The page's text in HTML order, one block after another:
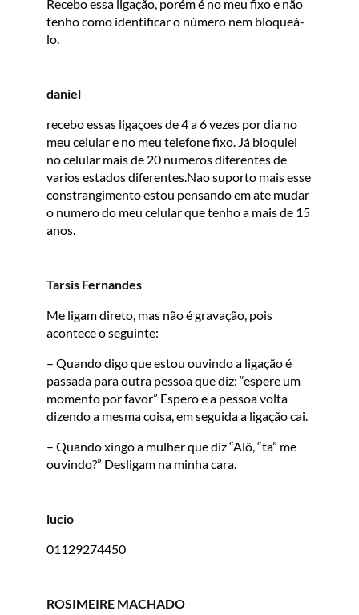
Recebo essa ligação, porém é no meu fixo e não
tenho como identificar o número nem bloqueá-
lo.
daniel
recebo essas ligaçoes de 4 a 6 vezes por dia no
meu celular e no meu telefone fixo. Já bloquiei
no celular mais de 20 numeros diferentes de
varios estados diferentes.Nao suporto mais esse
constrangimento estou pensando em ate mudar
o numero do meu celular que tenho a mais de 15
anos.
Tarsis Fernandes
Me ligam direto, mas não é gravação, pois
acontece o seguinte:
– Quando digo que estou ouvindo a ligação é
passada para outra pessoa que diz: “espere um
momento por favor” Espero e a pessoa volta
dizendo a mesma coisa, em seguida a ligação cai.
– Quando xingo a mulher que diz “Alô, “ta” me
ouvindo?” Desligam na minha cara.
lucio
01129274450
ROSIMEIRE MACHADO